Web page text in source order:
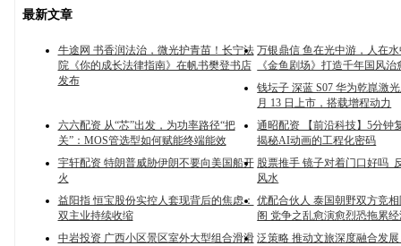
最新文章
牛途网 书香润法治，微光护青苗！长宁法
院《你的成长法律指南》在帆书樊登书店
发布
万银鼎信 鱼在光中游，人在
《金鱼剧场》打造千年国风治
钱坛子 深蓝 S07 华为乾崑激
月 13 日上市，搭载增程动力
六六配资 从“芯”出发，为功率路径“把
关”：MOS管选型如何赋能终端能效
通昭配资 【前沿科技】5分钟
揭秘AI动画的工程化密码
宇轩配资 特朗普威胁伊朗不要向美国船开
火
股票推手 镜子对着门口好吗_
风水
益阳指 恒宝股份实控人套现背后的焦虑：
双主业持续收缩
优配合伙人 泰国朝野双方竞
阁 党争之乱愈演愈烈恐拖累
中岩投资 广西小区景区室外大型组合滑滑 泛策略 推动文旅深度融合发